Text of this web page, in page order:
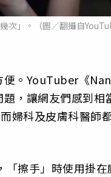
」。（圖／翻攝自
。YouTuber《
，讓網友們感到
婦科及皮膚科醫師
擦手」時使用掛